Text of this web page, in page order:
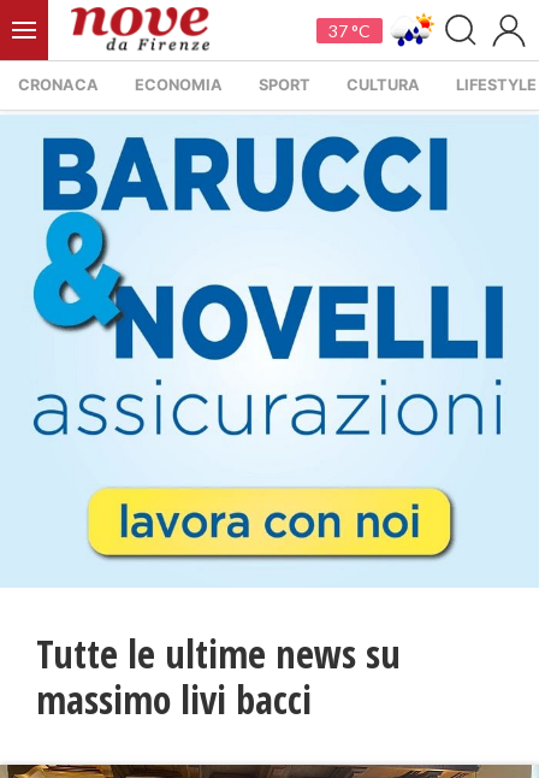
37 °C
CRONACA ECONOMIA SPORT CULTURA LIFESTYLE
Tutte le ultime news su
massimo livi bacci